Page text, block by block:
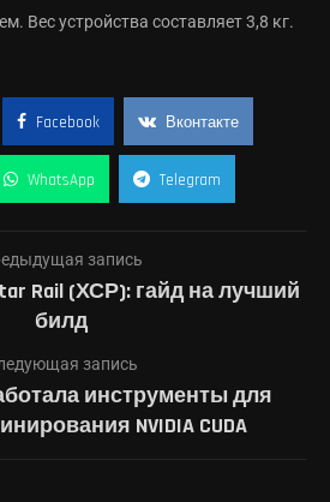
Вес устройства составляет 3,8 кг.
Facebook Вконтакте
WhatsApp Telegram
запись
Rail (ХСР): гайд на лучший
билд
запись
инструменты для
NVIDIA CUDA